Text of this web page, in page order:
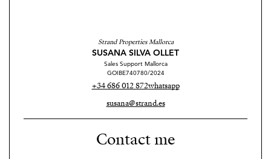
Strand Properties Mallorca
SUSANA SILVA OLLET
Sales Support Mallorca
GOIBE740780/2024
+34 686 012 872whatsapp
susana@strand.es
Contact me